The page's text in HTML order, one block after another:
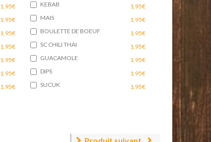
1.95€
1.95€
1.95€
1.95€
1.95€
1.95€
1.95€
KEBAB
1.95€
MAIS
1.95€
BOULETTE DE BOEUF
1.95€
SC CHILI THAI
1.95€
GUACAMOLE
1.95€
DIPS
1.95€
SUCUK
1.95€